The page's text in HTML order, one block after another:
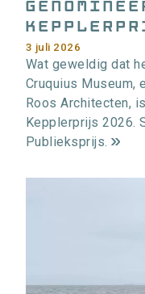
3 juli 2026
Wat geweldig dat
Cruquius Museum,
Roos Architecten,
Kepplerprijs 2026.
Publieksprijs.
e
o